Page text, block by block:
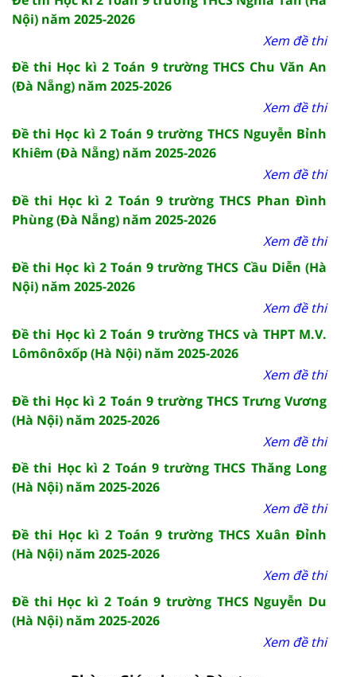
Nội) năm 2025-2026
Xem đề thi
Đề thi Học kì 2 Toán 9 trường THCS Chu Văn An
(Đà Nẵng) năm 2025-2026
Xem đề thi
Đề thi Học kì 2 Toán 9 trường THCS Nguyễn Bỉnh
Khiêm (Đà Nẵng) năm 2025-2026
Xem đề thi
Đề thi Học kì 2 Toán 9 trường THCS Phan Đình
Phùng (Đà Nẵng) năm 2025-2026
Xem đề thi
Đề thi Học kì 2 Toán 9 trường THCS Cầu Diễn (Hà
Nội) năm 2025-2026
Xem đề thi
Đề thi Học kì 2 Toán 9 trường THCS và THPT M.V.
Lômônôxốp (Hà Nội) năm 2025-2026
Xem đề thi
Đề thi Học kì 2 Toán 9 trường THCS Trưng Vương
(Hà Nội) năm 2025-2026
Xem đề thi
Đề thi Học kì 2 Toán 9 trường THCS Thăng Long
(Hà Nội) năm 2025-2026
Xem đề thi
Đề thi Học kì 2 Toán 9 trường THCS Xuân Đỉnh
(Hà Nội) năm 2025-2026
Xem đề thi
Đề thi Học kì 2 Toán 9 trường THCS Nguyễn Du
(Hà Nội) năm 2025-2026
Xem đề thi